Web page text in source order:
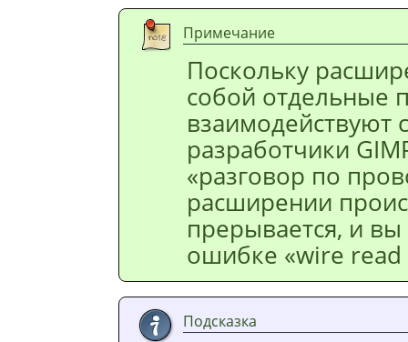
Примечание
Поскольку
собой отдельные
взаимодействуют
разработчики
«разговор по
расширении
прерывается, и
ошибке «wire
Подсказка